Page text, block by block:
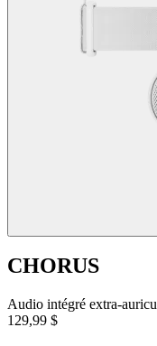
CHORUS
Audio intégré extra-
129,99 $